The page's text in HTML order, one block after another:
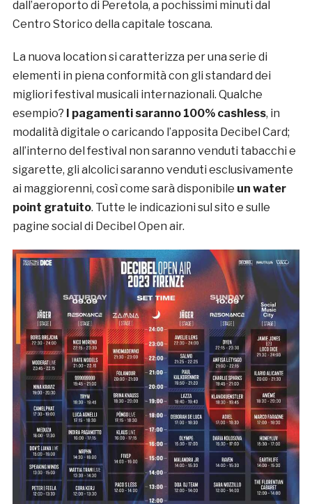
dall’aeroporto di Peretola, a pochissimi minuti dal
Centro Storico della capitale toscana.
La nuova location si caratterizza per una serie di
elementi in piena conformità con gli standard dei
migliori festival musicali internazionali. Qualche
esempio? I pagamenti saranno 100% cashless, in
modalità digitale o caricando l’apposita Decibel Card;
all’interno del festival non saranno venduti tabacchi e
sigarette, gli alcolici saranno venduti esclusivamente
ai maggiorenni, così come sarà disponibile un water
point gratuito. Tutte le indicazioni sul sito e sulle
pagine social di Decibel Open air.